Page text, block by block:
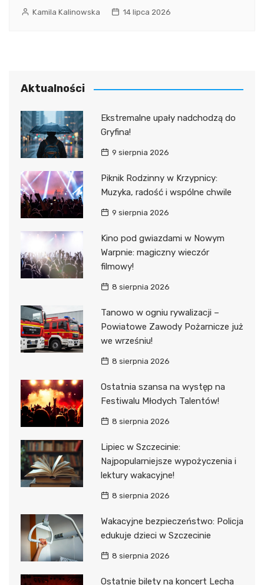
Kamila Kalinowska 14 lipca 2026
Aktualności
Ekstremalne upały nadchodzą do
Gryfina!
9 sierpnia 2026
Piknik Rodzinny w Krzypnicy:
Muzyka, radość i wspólne chwile
9 sierpnia 2026
Kino pod gwiazdami w Nowym
Warpnie: magiczny wieczór
filmowy!
8 sierpnia 2026
Tanowo w ogniu rywalizacji –
Powiatowe Zawody Pożarnicze już
we wrześniu!
8 sierpnia 2026
Ostatnia szansa na występ na
Festiwalu Młodych Talentów!
8 sierpnia 2026
Lipiec w Szczecinie:
Najpopularniejsze wypożyczenia i
lektury wakacyjne!
8 sierpnia 2026
Wakacyjne bezpieczeństwo: Policja
edukuje dzieci w Szczecinie
8 sierpnia 2026
Ostatnie bilety na koncert Lecha